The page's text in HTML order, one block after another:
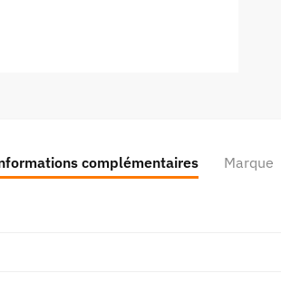
complémentaires Marque